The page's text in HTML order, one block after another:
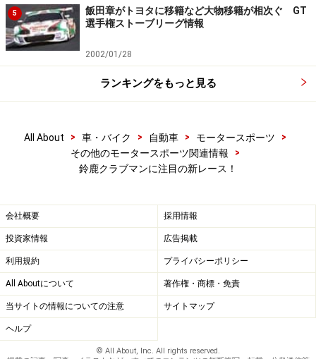
5
飯田章がトヨタに移籍など大物移籍が相次ぐ GT
選手権ストーブリーグ情報
2002/01/28
ランキングをもっと見る
All About > 車・バイク > 自動車 > モータースポーツ
>
その他のモータースポーツ関連情報
>
鈴鹿クラブマンに注目の新レース！
会社概要 採用情報
投資家情報 広告掲載
利用規約 プライバシーポリシー
All Aboutについて 著作権・商標・免責
当サイトの情報についての注意 サイトマップ
ヘルプ
© All About, Inc. All rights reserved.